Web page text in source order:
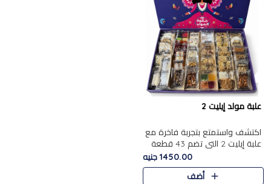
علبة مولد إيليت 2
اكتشف واستمتع بتجربة فاخرة مع
علبة إيليت 2 التي تضم 43 قطعة
تشكيلة من أرقى حلويات المولد
الشرقية المصرية الأصيلة ,معروضة
بشكل جميل في علبة أ..
1450.00 جنيه
أضف